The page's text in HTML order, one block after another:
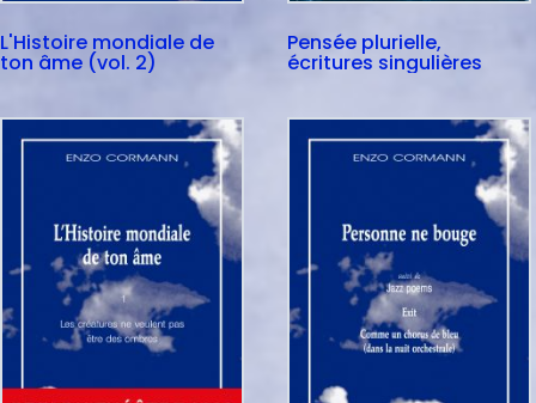
L'Histoire mondiale de
ton âme (vol. 2)
Pensée plurielle,
écritures singulières